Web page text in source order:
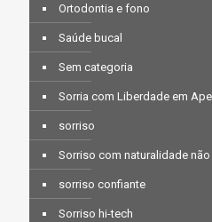
Ortodontia e fono
Saúde bucal
Sem categoria
Sorria com Liberdade em
sorriso
Sorriso com naturalidade
sorriso confiante
Sorriso hi-tech